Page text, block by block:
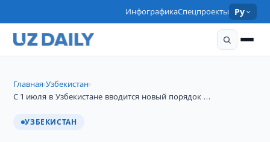
ИнфографикаСпецпроекты Ру
Главная›Узбекистан›
С 1 июля в Узбекистане вводится новый порядок …
УЗБЕКИСТАН